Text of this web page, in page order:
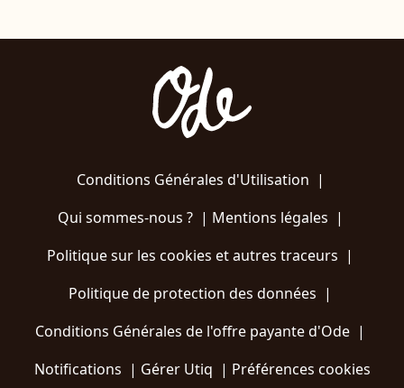
Conditions Générales d'Utilisation |
Qui sommes-nous ?| Mentions légales |
Politique sur les cookies et autres traceurs |
Politique de protection des données |
Conditions Générales de l'offre payante d'Ode |
Notifications | Gérer Utiq | Préférences cookies